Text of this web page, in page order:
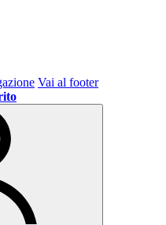
Vai al footer